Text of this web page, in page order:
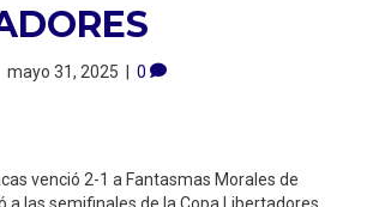
mayo 31, 2025 | 0
venció 2-1 a Fantasmas Morales de
a las semifinales de la Copa Libertadores